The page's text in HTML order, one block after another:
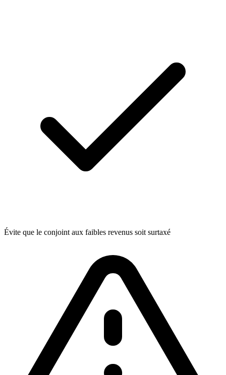
Évite que le conjoint aux faibles revenus soit surtaxé